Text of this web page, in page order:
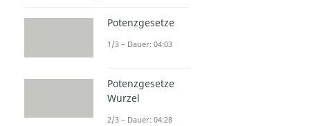
Potenzgesetze
1/3 – Dauer: 04:03
Potenzgesetze
Wurzel
2/3 – Dauer: 04:28